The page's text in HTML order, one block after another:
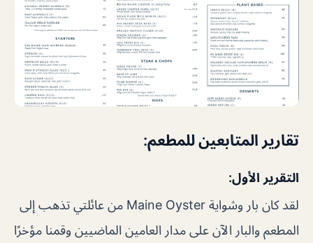
تقارير المتابعين للمطعم:
التقرير الأول:
لقد كان بار وشواية Maine Oyster من عائلتي تذهب إلى
المطعم والبار الآن على مدار العامين الماضيين وقمنا مؤخرًا